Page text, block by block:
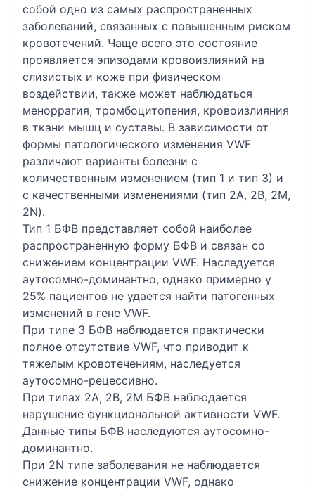
собой одно из самых распространенных
заболеваний, связанных с повышенным риском
кровотечений. Чаще всего это состояние
проявляется эпизодами кровоизлияний на
слизистых и коже при физическом
воздействии, также может наблюдаться
меноррагия, тромбоцитопения, кровоизлияния
в ткани мышц и суставы. В зависимости от
формы патологического изменения VWF
различают варианты болезни с
количественным изменением (тип 1 и тип 3) и
с качественными изменениями (тип 2А, 2В, 2М,
2N).
Тип 1 БФВ представляет собой наиболее
распространенную форму БФВ и связан со
снижением концентрации VWF. Наследуется
аутосомно-доминантно, однако примерно у
25% пациентов не удается найти патогенных
изменений в гене VWF.
При типе 3 БФВ наблюдается практически
полное отсутствие VWF, что приводит к
тяжелым кровотечениям, наследуется
аутосомно-рецессивно.
При типах 2А, 2В, 2М БФВ наблюдается
нарушение функциональной активности VWF.
Данные типы БФВ наследуются аутосомно-
доминантно.
При 2N типе заболевания не наблюдается
снижение концентрации VWF, однако